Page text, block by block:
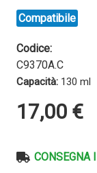
Compatibile
Codice:
C9370A.C
Capacità: 130 ml
17,00 €
CONSEGNA